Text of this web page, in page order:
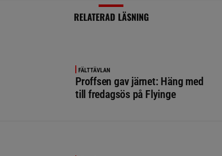
RELATERAD LÄSNING
FÄLTTÄVLAN
Proffsen gav järnet: Häng med
till fredagsös på Flyinge